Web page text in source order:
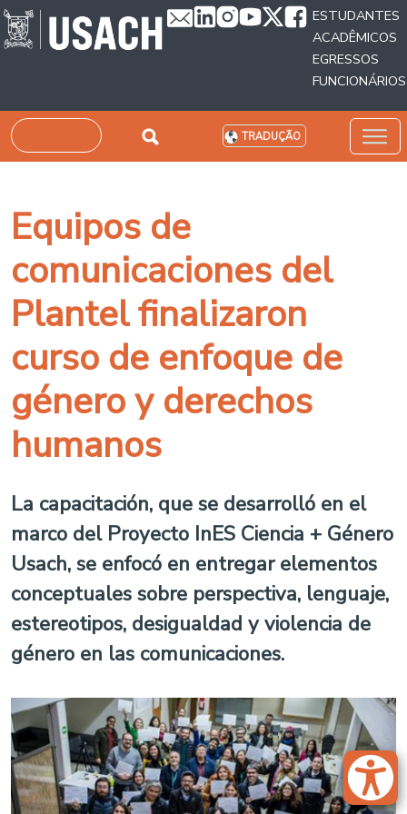
Passar para o conteúdo principal
ESTUDANTES
ACADÊMICOS
EGRESSOS
FUNCIONÁRIOS
Pesquisar TRADUÇÃO
Equipos de
comunicaciones del
Plantel finalizaron
curso de enfoque de
género y derechos
humanos
La capacitación, que se desarrolló en el
marco del Proyecto InES Ciencia + Género
Usach, se enfocó en entregar elementos
conceptuales sobre perspectiva, lenguaje,
estereotipos, desigualdad y violencia de
género en las comunicaciones.